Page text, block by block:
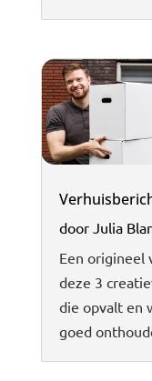
door Julia
Een origineel
deze 3
die opvalt en
goed